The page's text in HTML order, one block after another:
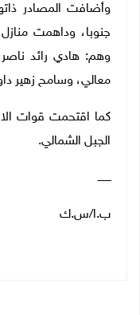
وأضافت المصادر
جنوبا، وداهمت
وهم: هادي رائد
معالي، وسامح زهير
كما اقتحمت قوات
الجبل الشمالي.
ــــــــ
ب.ا/س.ك